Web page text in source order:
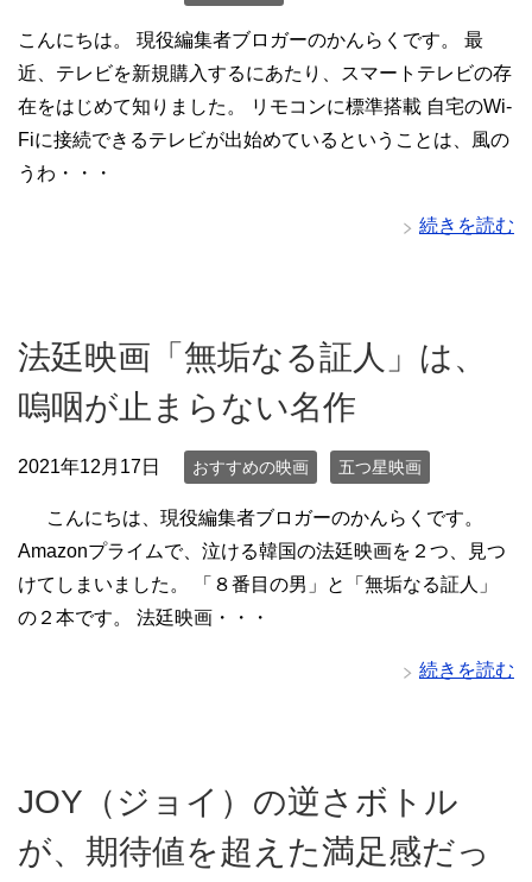
こんにちは。 現役編集者ブロガーのかんらくです。 最
近、テレビを新規購入するにあたり、スマートテレビの存
在をはじめて知りました。 リモコンに標準搭載 自宅のWi-
Fiに接続できるテレビが出始めているということは、風の
うわ・・・
続きを読む
法廷映画「無垢なる証人」は、
嗚咽が止まらない名作
2021年12月17日 おすすめの映画 五つ星映画
こんにちは、現役編集者ブロガーのかんらくです。
Amazonプライムで、泣ける韓国の法廷映画を２つ、見つ
けてしまいました。 「８番目の男」と「無垢なる証人」
の２本です。 法廷映画・・・
続きを読む
JOY（ジョイ）の逆さボトル
が、期待値を超えた満足感だっ